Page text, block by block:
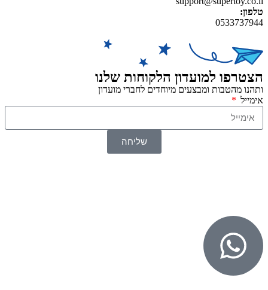
טלפון:
0533737944
הצטרפו למועדון הלקוחות שלנו
ותהנו מהטבות ומבצעים מיוחדים לחברי מועדון
אימייל
שליחה